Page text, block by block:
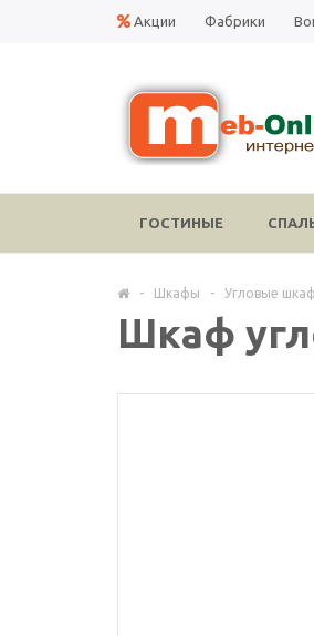
Акции Фабрики
ГОСТИНЫЕ
- Шкафы - Угловые
Шкаф